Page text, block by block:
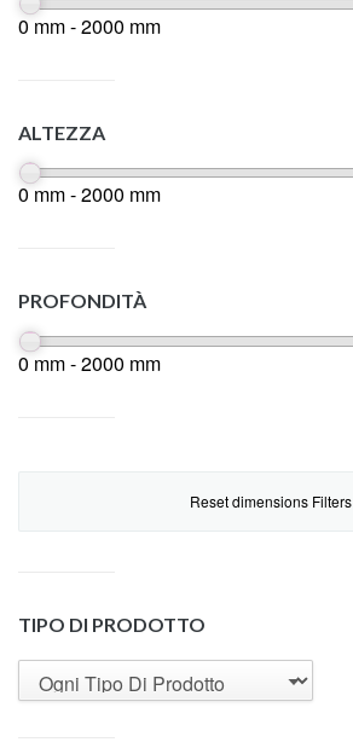
0 mm - 2000 mm
ALTEZZA
0 mm - 2000 mm
PROFONDITÀ
0 mm - 2000 mm
Reset dimensions Filters
TIPO DI PRODOTTO